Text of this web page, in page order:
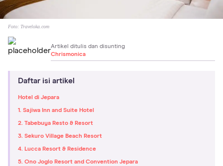
Foto: Traveloka.com
Artikel ditulis dan disunting
Chrismonica
Daftar isi artikel
Hotel di Jepara
1. Sajiwa Inn and Suite Hotel
2. Tabebuya Resto & Resort
3. Sekuro Village Beach Resort
4. Lucca Resort & Residence
5. Ono Joglo Resort and Convention Jepara